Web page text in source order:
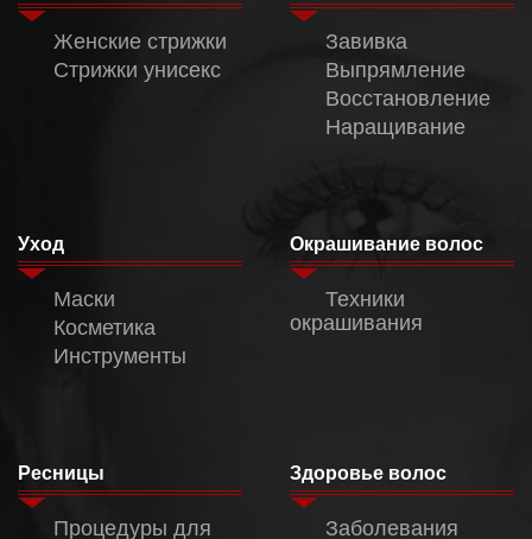
Женские стрижки
Стрижки унисекс
Завивка
Выпрямление
Восстановление
Наращивание
Уход
Маски
Косметика
Инструменты
Окрашивание волос
Техники
окрашивания
Ресницы
Процедуры для
Здоровье волос
Заболевания